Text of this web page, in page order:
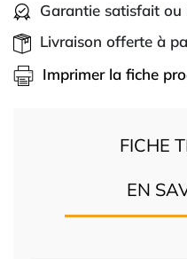
Garantie satisfait ou
Livraison offerte à
Imprimer la fiche
FICHE
EN